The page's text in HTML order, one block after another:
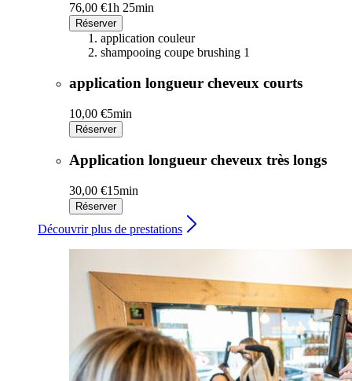
76,00 €1h 25min
Réserver
application couleur
shampooing coupe brushing 1
application longueur cheveux courts
10,00 €5min
Réserver
Application longueur cheveux très longs
30,00 €15min
Réserver
Découvrir plus de prestations